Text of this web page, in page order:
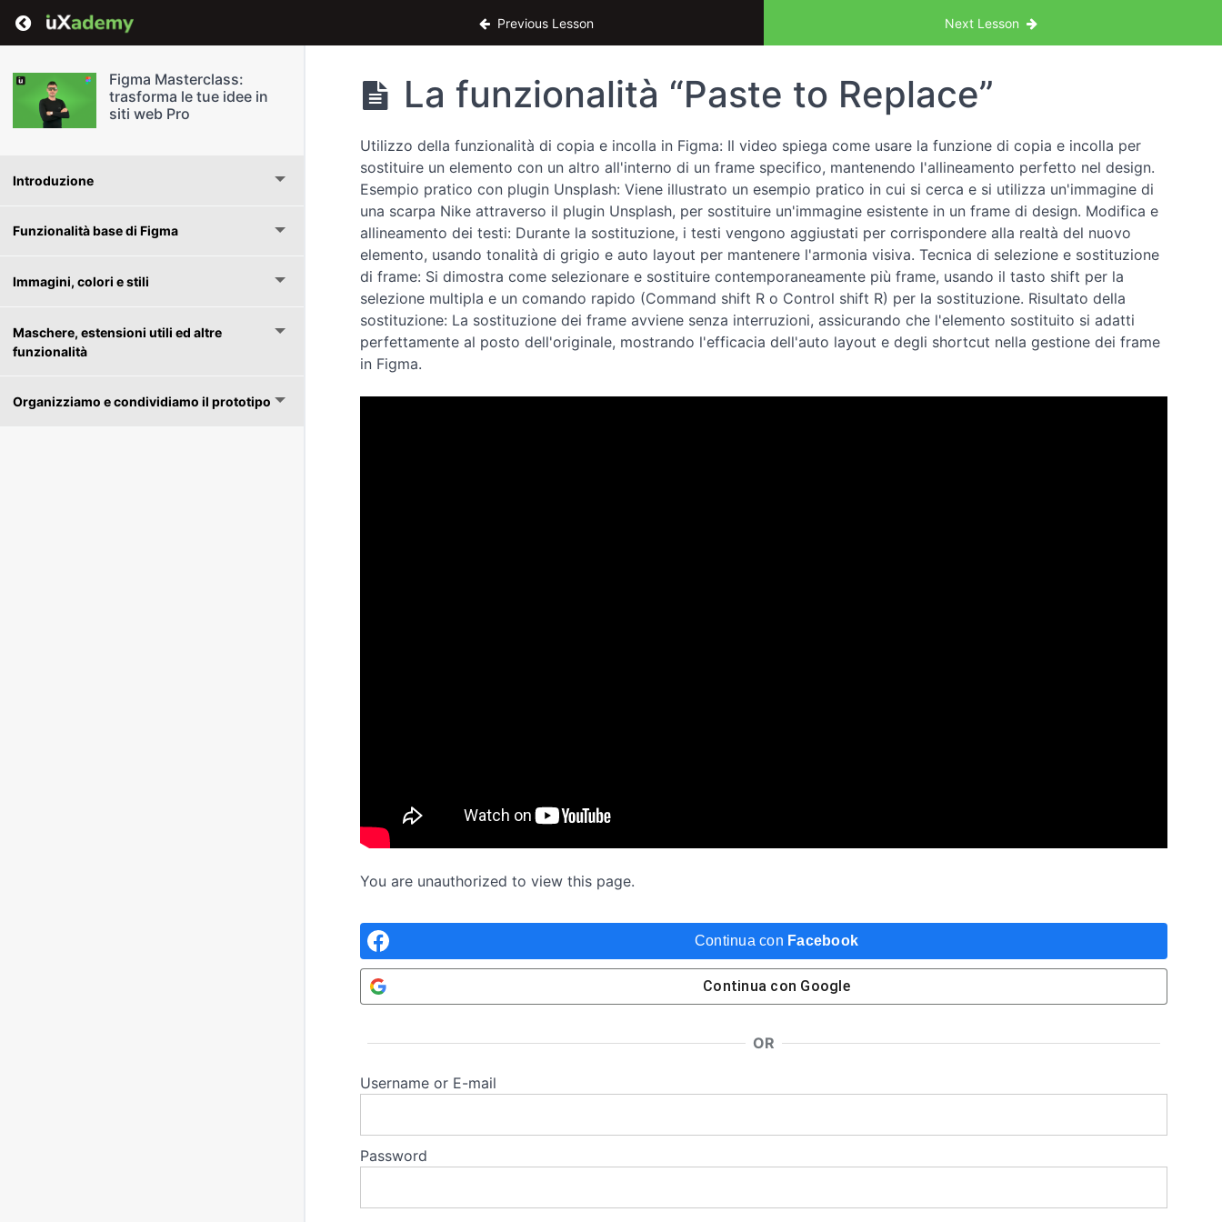
Return to course: Figma Masterclass: trasforma le tue idee in siti web Pro
Previous Lesson Next Lesson
Figma Masterclass:
trasforma le tue idee in
siti web Pro
Introduzione
Funzionalità base di Figma
Immagini, colori e stili
Maschere, estensioni utili ed altre
funzionalità
Organizziamo e condividiamo il prototipo
La funzionalità “Paste to Replace”
Utilizzo della funzionalità di copia e incolla in Figma: Il video spiega come usare la funzione di copia e incolla per
sostituire un elemento con un altro all'interno di un frame specifico, mantenendo l'allineamento perfetto nel design.
Esempio pratico con plugin Unsplash: Viene illustrato un esempio pratico in cui si cerca e si utilizza un'immagine di
una scarpa Nike attraverso il plugin Unsplash, per sostituire un'immagine esistente in un frame di design. Modifica e
allineamento dei testi: Durante la sostituzione, i testi vengono aggiustati per corrispondere alla realtà del nuovo
elemento, usando tonalità di grigio e auto layout per mantenere l'armonia visiva. Tecnica di selezione e sostituzione
di frame: Si dimostra come selezionare e sostituire contemporaneamente più frame, usando il tasto shift per la
selezione multipla e un comando rapido (Command shift R o Control shift R) per la sostituzione. Risultato della
sostituzione: La sostituzione dei frame avviene senza interruzioni, assicurando che l'elemento sostituito si adatti
perfettamente al posto dell'originale, mostrando l'efficacia dell'auto layout e degli shortcut nella gestione dei frame
in Figma.
You are unauthorized to view this page.
Continua con Facebook
Continua con Google
OR
Username or E-mail
Password